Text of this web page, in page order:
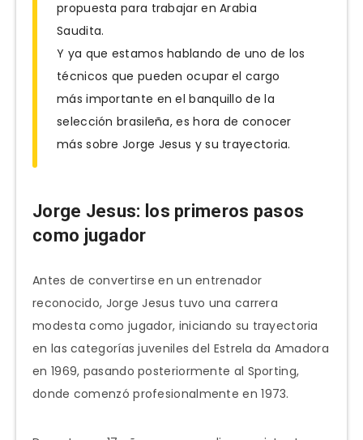
propuesta para trabajar en Arabia
Saudita.
Y ya que estamos hablando de uno de los
técnicos que pueden ocupar el cargo
más importante en el banquillo de la
selección brasileña, es hora de conocer
más sobre Jorge Jesus y su trayectoria.
Jorge Jesus: los primeros pasos
como jugador
Antes de convertirse en un entrenador
reconocido, Jorge Jesus tuvo una carrera
modesta como jugador, iniciando su trayectoria
en las categorías juveniles del Estrela da Amadora
en 1969, pasando posteriormente al Sporting,
donde comenzó profesionalmente en 1973.